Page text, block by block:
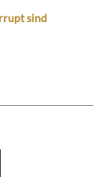
sind